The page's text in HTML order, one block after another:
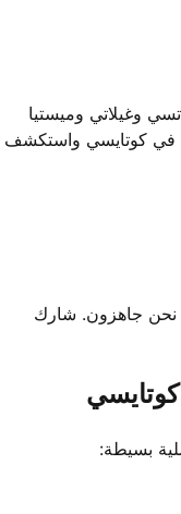
وغيلاتي وميستيا
في كوتايسي واستكشف
نحن جاهزون. شارك
بسيطة: